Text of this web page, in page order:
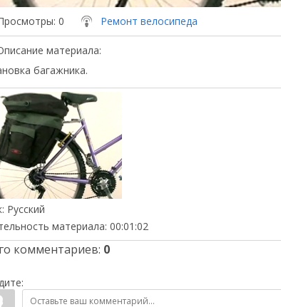
: 0 Ремонт велосипеда
материала:
багажника.
: Русский
материала: 00:01:02
комментариев: 0